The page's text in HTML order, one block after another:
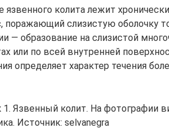
язвенного колита лежит
поражающий слизистую оболочку
— образование на слизистой
или по всей внутренней
определяет характер течения
1. Язвенный колит. На фотографии
Источник: selvanegra